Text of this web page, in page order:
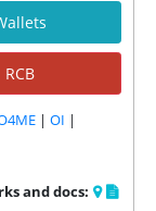
RCB
| OI |
and docs: